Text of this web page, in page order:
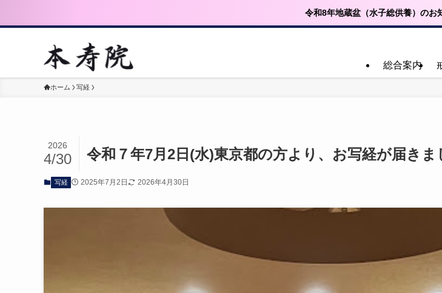
令和8年地蔵盆（水子総供養）のお
総合案内
ホーム 写経
令和７年7月2日(水)東京都の方より、お写経が届きま
2026
4/30
写経 2025年7月2日 2026年4月30日